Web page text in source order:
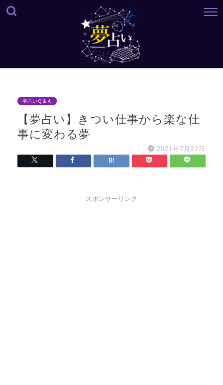
夢占いＱ＆Ａ
【夢占い】きつい仕事から楽な仕
事に変わる夢
2021年7月22日
スポンサーリンク